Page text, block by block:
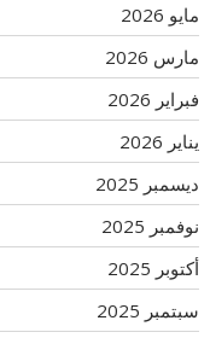
مايو 2026
مارس 2026
فبراير 2026
يناير 2026
ديسمبر 2025
نوفمبر 2025
أكتوبر 2025
سبتمبر 2025